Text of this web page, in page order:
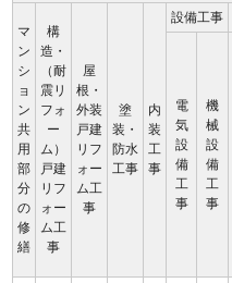
マ
ン
シ
ョ
ン
共
用
部
分
の
修
繕
構
造・
（耐
震リ
フォ
ー
ム）
戸建
リフ
ォー
ム工
事
屋
根・
外装
戸建
リフ
ォー
ム工
事
塗
装・
防水
工事
内
装
工
事
設備工事
電
気
設
備
工
事
機
械
設
備
工
事